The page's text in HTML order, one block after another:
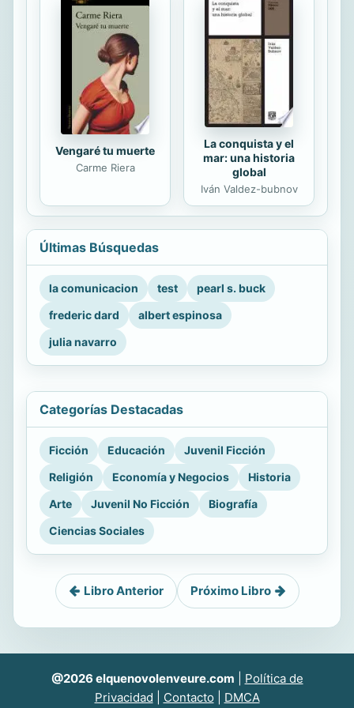
Vengaré tu muerte
Carme Riera
La conquista y el
mar: una historia
global
Iván Valdez-bubnov
Últimas Búsquedas
la comunicacion test
pearl s. buck
frederic dard
albert espinosa
julia navarro
Categorías Destacadas
Ficción Educación
Juvenil Ficción
Religión
Economía y Negocios
Historia
Arte
Juvenil No Ficción
Biografía
Ciencias Sociales
Libro Anterior Próximo Libro
@2026 elquenovolenveure.com
Política de
Privacidad
Contacto DMCA